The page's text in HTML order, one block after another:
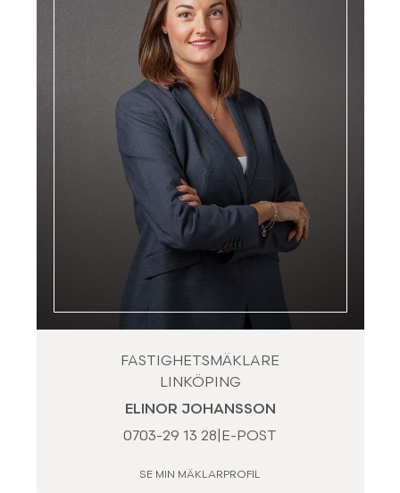
FASTIGHETSMÄKLARE
LINKÖPING
ELINOR JOHANSSON
0703-29 13 28 E-POST
SE MIN MÄKLARPROFIL